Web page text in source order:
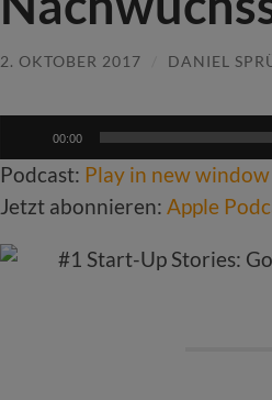
2. OKTOBER 2017 DANIEL
Player
00:00
Podcast: Play in new window
Jetzt abonnieren: Apple